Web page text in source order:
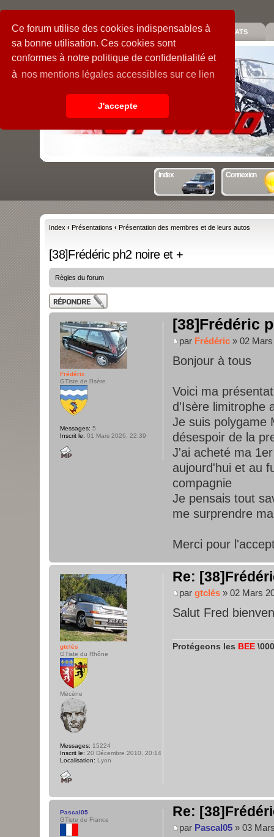
Ce forum utilise des cookies indispensables à
sa bonne utilisation. Ces cookies sont
conformes à notre politique de confidentialité et
à nos mentions légales accessibles sur ce lien
J'accepte
PIECES GALERIE GUIDE STATS
Index Connexion
Index ‹ Présentations ‹ Présentation des membres et de leurs autos
[38]Frédéric ph2 noire et +
Règles du forum
Publier une
réponse
[38]Frédéric
par Frédéric » 02
Bonjour à tous
Voici ma
d'Isère limitrophe
Je suis polygame
désespoir de la
J'ai acheté ma
aujourd'hui et au
compagnie
Je pensais tout
me surprendre
Merci pour
Frédéric
GTiste de l'Isère
Messages: 5
Inscrit le: 01 Mars 2026, 22:39
Re:
par gtclés » 02 Mars
Salut Fred
Protégeons les BEE
gtclés
GTiste du Rhône
Mécène
Messages: 15224
Inscrit le: 20 Décembre 2010, 20:14
Localisation: Lyon
Re:
par Pascal05 » 03
Pascal05
GTiste de France